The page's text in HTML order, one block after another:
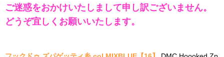
ご迷惑をおかけいたしまして申し訳ございません。
どうぞ宜しくお願いいたします。